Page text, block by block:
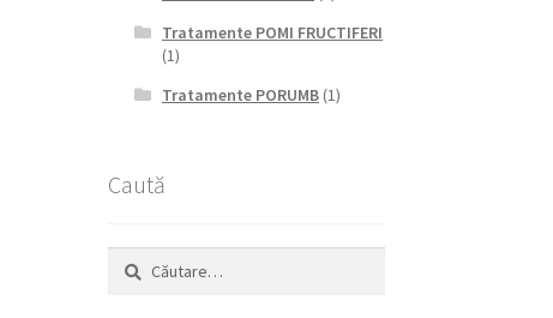
Tratamente POMI FRUCTIFERI
(1)
Tratamente PORUMB(1)
Caută
Caută